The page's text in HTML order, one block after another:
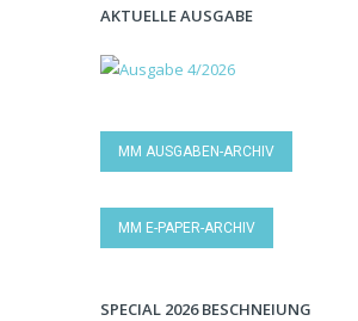
AKTUELLE AUSGABE
MM AUSGABEN-ARCHIV
MM E-PAPER-ARCHIV
SPECIAL 2026 BESCHNEIUNG